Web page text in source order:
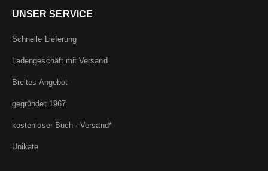
UNSER SERVICE
Schnelle Lieferung
Ladengeschäft mit Versand
Breites Angebot
gegründet 1967
kostenloser Buch - Versand*
Unikate